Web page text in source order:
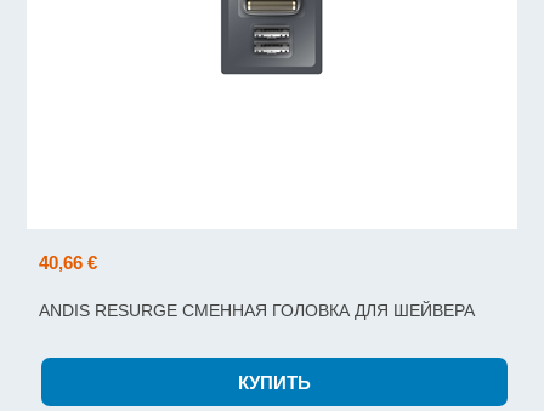
40,66 €
ANDIS RESURGE СМЕННАЯ ГОЛОВКА ДЛЯ ШЕЙВЕРА